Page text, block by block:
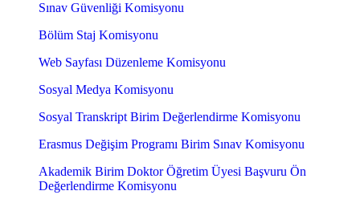
Sınav Güvenliği Komisyonu
Bölüm Staj Komisyonu
Web Sayfası Düzenleme Komisyonu
Sosyal Medya Komisyonu
Sosyal Transkript Birim Değerlendirme Komisyonu
Erasmus Değişim Programı Birim Sınav Komisyonu
Akademik Birim Doktor Öğretim Üyesi Başvuru Ön
Değerlendirme Komisyonu